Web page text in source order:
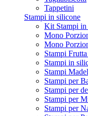
Tappetini
Stampi in silicone
Kit Stampi in
Mono
Mono
Stampi
Stampi in
Stampi
Stampi per
Stampi per
Stampi per
Stampi per